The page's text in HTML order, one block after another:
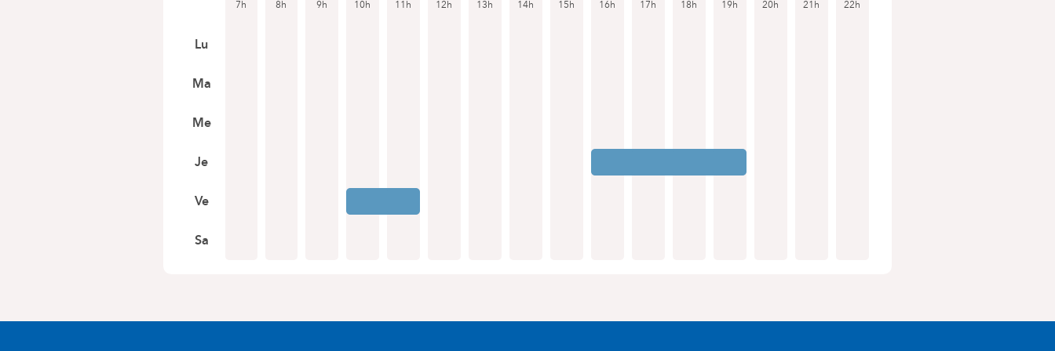
7h 8h 9h 10h 11h 12h 13h 14h 15h 16h 17h 18h 19h 20h 21h 22h
Lu
Ma
Me
Je
Ve
Sa